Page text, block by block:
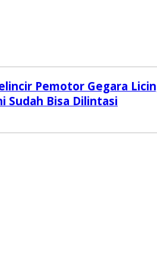
Pemotor Gegara
Sudah Bisa Dilintasi